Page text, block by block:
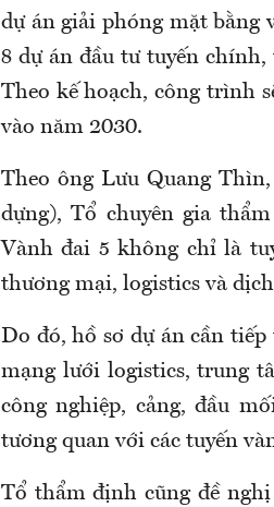
dự án giải phóng mặt bằng
8 dự án đầu tư tuyến
Theo kế hoạch, công trình
vào năm 2030.
Theo ông Lưu Quang
dựng), Tổ chuyên gia
Vành đai 5 không chỉ là
thương mại, logistics và
Do đó, hồ sơ dự án cần
mạng lưới logistics, trung
công nghiệp, cảng, đầu
tương quan với các tuyến
Tổ thẩm định cũng đề